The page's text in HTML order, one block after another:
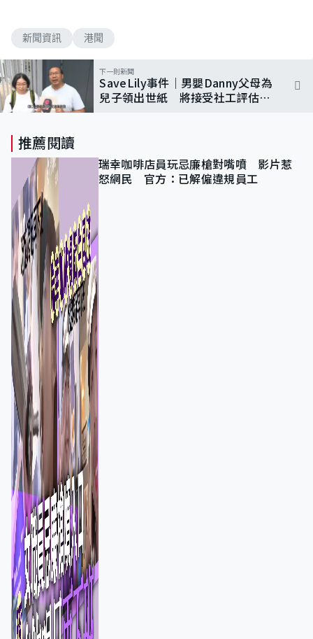
新聞資訊 港聞
下一則新聞
SaveLily事件｜男嬰Danny父母為
兒子領出世紙 將接受社工評估是
推薦閱讀
瑞幸咖啡店員玩忌廉槍對嘴噴 影片惹
怒網民 官方：已解僱違規員工